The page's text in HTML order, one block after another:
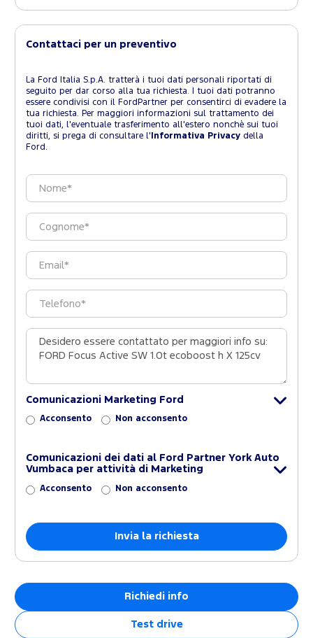
Contattaci per un preventivo
La Ford Italia S.p.A. tratterà i tuoi dati personali riportati di
seguito per dar corso alla tua richiesta. I tuoi dati potranno
essere condivisi con il FordPartner per consentirci di evadere la
tua richiesta. Per maggiori informazioni sul trattamento dei
tuoi dati, l'eventuale trasferimento all'estero nonchè sui tuoi
diritti, si prega di consultare l' Informativa Privacy della
Ford.
Comunicazioni Marketing Ford
Acconsento Non acconsento
Comunicazioni dei dati al Ford Partner York Auto
Vumbaca per attività di Marketing
Acconsento Non acconsento
Richiedi info
Test drive